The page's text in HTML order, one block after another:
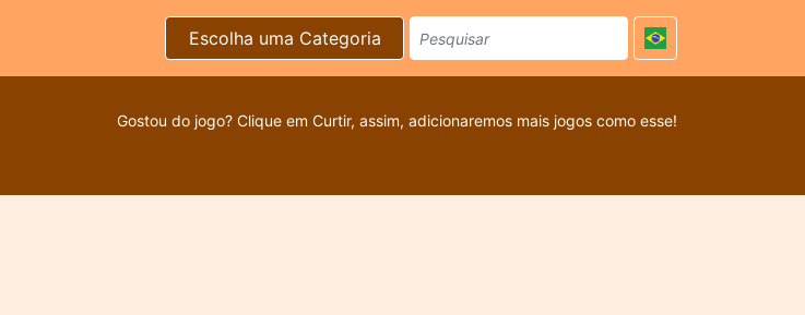
Escolha uma Categoria
Gostou do jogo? Clique em Curtir, assim, adicionaremos mais jogos como esse!